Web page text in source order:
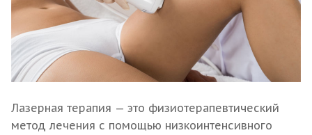
Лазерная терапия — это физиотерапевтический
метод лечения с помощью низкоинтенсивного